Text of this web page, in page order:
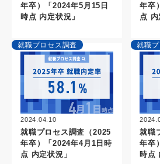
年卒）「2024年5月15日
時点 内定状況」
年卒
点 内
就職プロセス調査
2024.04.10
就職プロセス調査（2025
年卒）「2024年4月1日時
点 内定状況」
就職
就職
年卒
時点